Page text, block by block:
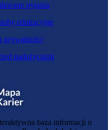
baza informacji o
pytania
edukacyjne
prywatności
nadużyciami